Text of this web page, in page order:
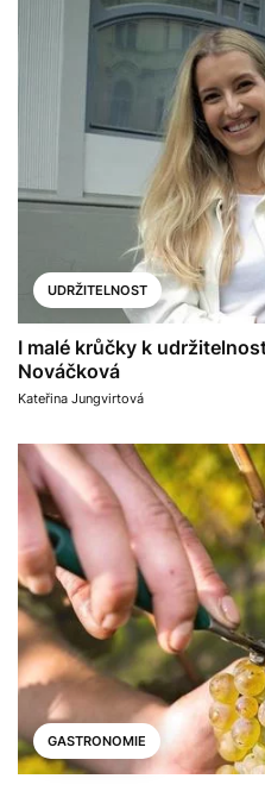
UDRŽITELNOST
I malé krůčky k
Nováčková
Kateřina Jungvirtová
GASTRONOMIE